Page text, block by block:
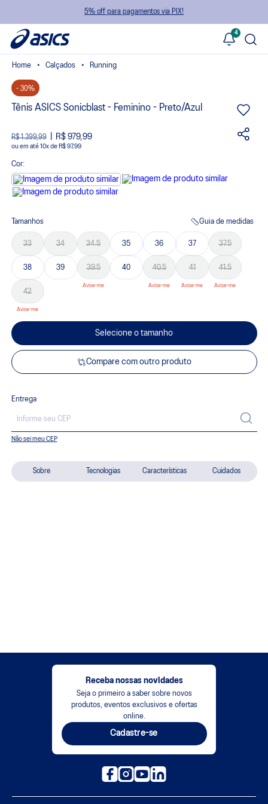
5% off para pagamentos via PIX!
4
Sobre Tecnologias Características Cuidados
Calçados Running
- 30%
Tênis ASICS Sonicblast - Feminino - Preto/Azul
R$ 1.399,99 R$ 979,99
ou 10xde R$ 97,99
Cor:
Tamanhos Guia de medidas
33 34 34.5 35 36 37 37.5
38 39 39.5 40 40.5 41 41.5
42
Selecione o tamanho
Compare com outro produto
Entrega
Não sei meu CEP
Receba nossas novidades
Seja o primeiro a saber sobre novos
produtos, eventos exclusivos e ofertas
online.
Cadastre-se